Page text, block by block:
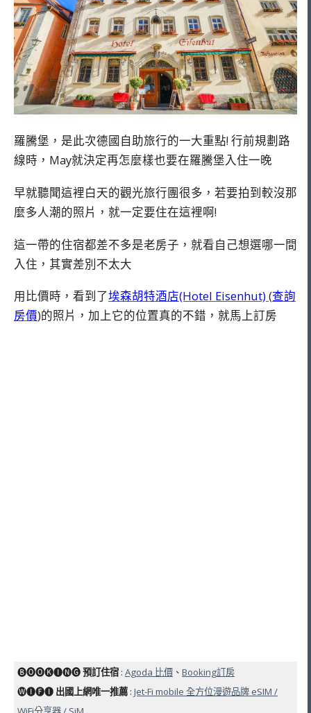
羅騰堡，是此次德國自助旅行的一大重點! 行前規劃路
線時，May就決定再怎麼樣也要在羅騰堡入住一晚
早就聽聞這裡白天的觀光旅行團很多，若要拍到較沒那
麼多人潮的照片，就一定要住在這裡啊!
這一帶的住宿都差不多是老房子，就看自己想選哪一間
入住，其實差別不太大
用比價時，看到了埃森胡特酒店(Hotel Eisenhut)(查詢
房價)的照片，加上它的位置真的不錯，就馬上訂房
🅑🅞🅞🅚🅘🅝🅖預訂住宿 : Agoda 比價 、 Booking訂房
🅦🅘🅕🅘 出國上網唯一推薦 : Jet-Fi mobile 全方位漫遊品牌 eSIM /